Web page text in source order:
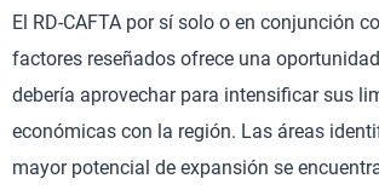
El RD-CAFTA por sí solo o en conjunción
factores reseñados ofrece una
debería aprovechar para intensificar sus
económicas con la región. Las áreas
mayor potencial de expansión se